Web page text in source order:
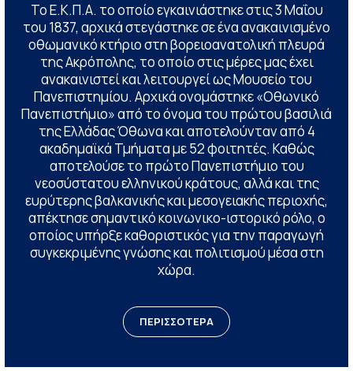
Το Ε.Κ.Π.Α. το οποίο εγκαινιάστηκε στις 3 Μαΐου
του 1837, αρχικά στεγάστηκε σε ένα ανακαινισμένο
οθωμανικό κτήριο στη βορειοανατολική πλευρά
της Ακρόπολης, το οποίο στις μέρες μας έχει
ανακαινιστεί και λειτουργεί ως Μουσείο του
Πανεπιστημίου. Αρχικά ονομάστηκε «Οθωνικό
Πανεπιστήμιο» από το όνομα του πρώτου βασιλιά
της Ελλάδας Όθωνα και αποτελούνταν από 4
ακαδημαϊκά Τμήματα με 52 φοιτητές. Καθώς
αποτελούσε το πρώτο Πανεπιστήμιο του
νεοσύστατου ελληνικού κράτους, αλλά και της
ευρύτερης βαλκανικής και μεσογειακής περιοχής,
απέκτησε σημαντικό κοινωνικο-ιστορικό ρόλο, ο
οποίος υπήρξε καθοριστικός για την παραγωγή
συγκεκριμένης γνώσης και πολιτισμού μέσα στη
χώρα.
ΠΕΡΙΣΣΟΤΕΡΑ